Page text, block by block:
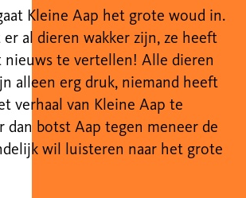
Kleine Aap het grote woud in.
al dieren wakker zijn, ze heeft
nieuws te vertellen! Alle dieren
alleen erg druk, niemand heeft
verhaal van Kleine Aap te
dan botst Aap tegen meneer de
wil luisteren naar het grote